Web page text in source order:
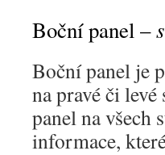
Boční panel –
Boční panel je
na pravé či
panel na všech
informace,